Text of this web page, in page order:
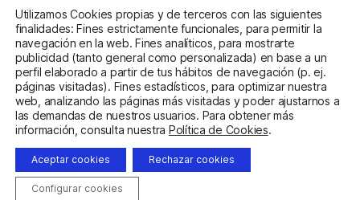
Centro Sanitario Autorizado con el código E08737002
Aviso LegalPolítica de PrivacidadPolítica de Cookies
Clínica de la Ansiedad. Teléfonos:932263020
Correo:
Utilizamos Cookies propias y de terceros con las siguientes
finalidades: Fines estrictamente funcionales, para permitir la
navegación en la web. Fines analíticos, para mostrarte
publicidad (tanto general como personalizada) en base a un
perfil elaborado a partir de tus hábitos de navegación (p. ej.
páginas visitadas). Fines estadísticos, para optimizar nuestra
web, analizando las páginas más visitadas y poder ajustarnos a
las demandas de nuestros usuarios. Para obtener más
información, consulta nuestra Política de Cookies.
Aceptar cookies Rechazar cookies
Configurar cookies